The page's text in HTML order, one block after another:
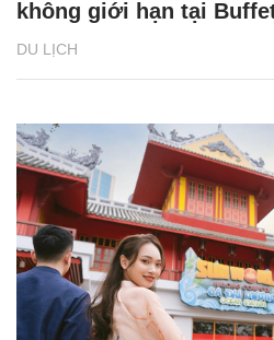
DU LỊCH
không giới hạn tại